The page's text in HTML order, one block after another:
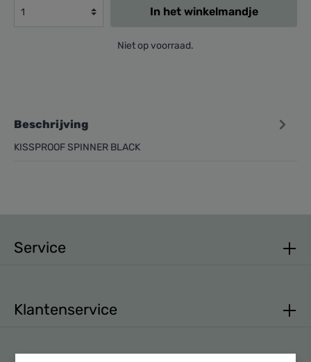
In het winkelmandje
Niet op voorraad.
Beschrijving
KISSPROOF SPINNER BLACK
Service
Klantenservice